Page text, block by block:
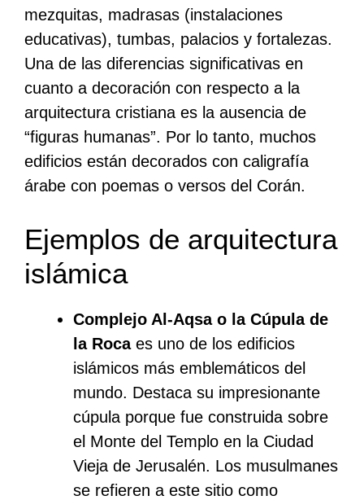
mezquitas, madrasas (instalaciones
educativas), tumbas, palacios y fortalezas.
Una de las diferencias significativas en
cuanto a decoración con respecto a la
arquitectura cristiana es la ausencia de
“figuras humanas”. Por lo tanto, muchos
edificios están decorados con caligrafía
árabe con poemas o versos del Corán.
Ejemplos de arquitectura
islámica
Complejo Al-Aqsa o la Cúpula de
la Rocaes uno de los edificios
islámicos más emblemáticos del
mundo. Destaca su impresionante
cúpula porque fue construida sobre
el Monte del Templo en la Ciudad
Vieja de Jerusalén. Los musulmanes
se refieren a este sitio como